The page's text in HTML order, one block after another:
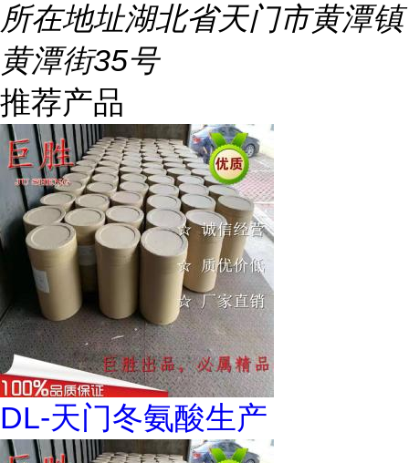
所在地址湖北省天门市黄潭镇
黄潭街35号
推荐产品
DL-天门冬氨酸生产